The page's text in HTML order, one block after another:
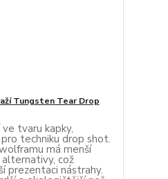
Tungsten Tear Drop
tvaru kapky,
techniku drop shot.
má menší
což
prezentaci nástrahy.